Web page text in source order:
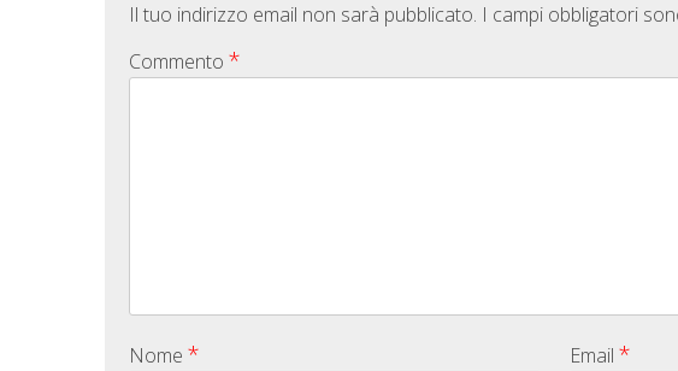
Il tuo indirizzo email non sarà pubblicato. I campi obbligatori
Commento *
Nome * Email *